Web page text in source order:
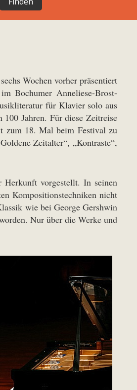
Wochen vorher präsentiert
Bochumer Anneliese-Brost-
für Klavier solo aus
Jahren. Für diese Zeitreise
zum 18. Mal beim Festival zu
Zeitalter“, „Kontraste“,
vorgestellt. In seinen
Kompositionstechniken nicht
wie bei George Gershwin
Nur über die Werke und